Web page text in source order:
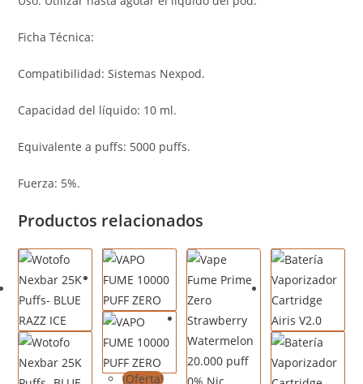
Ficha Técnica:
Compatibilidad: Sistemas Nexpod.
Capacidad del líquido: 10 ml.
Equivalente a puffs: 5000 puffs.
Fuerza: 5%.
Productos relacionados
¡Oferta!